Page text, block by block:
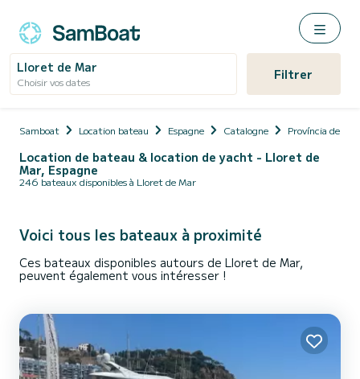
Lloret de Mar
Choisir vos dates Filtrer
Samboat Location bateau Espagne Catalogne Província de
Location de bateau & location de yacht - Lloret de
Mar, Espagne
246 bateaux disponibles à Lloret de Mar
Voici tous les bateaux à proximité
Ces bateaux disponibles autours de Lloret de Mar,
peuvent également vous intéresser !